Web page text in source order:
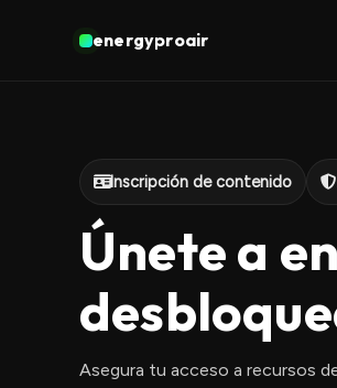
energyproair
Inscripción de contenido
Únete a
Asegura tu acceso a recursos